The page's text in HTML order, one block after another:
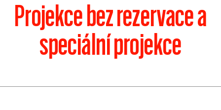
Projekce bez rezervace a
speciální projekce